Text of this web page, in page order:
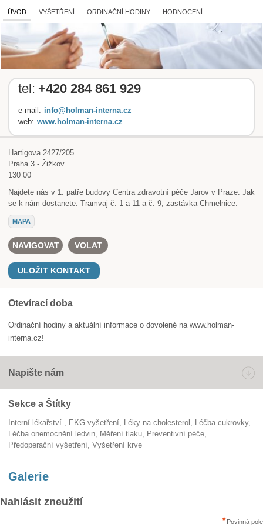
ÚVOD VYŠETŘENÍ ORDINAČNÍ HODINY HODNOCENÍ
tel: +420 284 861 929
e-mail: info@holman-interna.cz
web: www.holman-interna.cz
Hartigova 2427/205
Praha 3 - Žižkov
130 00
Najdete nás v 1. patře budovy Centra zdravotní péče Jarov v Praze. Jak
se k nám dostanete: Tramvaj č. 1 a 11 a č. 9, zastávka Chmelnice.
MAPA
NAVIGOVAT VOLAT
ULOŽIT KONTAKT
Otevírací doba
Ordinační hodiny a aktuální informace o dovolené na www.holman-
interna.cz!
Napište nám
Sekce a Štítky
Interní lékařství EKG vyšetření léky na cholesterol
léčba cukrovky
léčba onemocnění ledvin
měření tlaku
preventivní péče
předoperační vyšetření
vyšetření krve
Galerie
Nahlásit zneužití
Povinná pole